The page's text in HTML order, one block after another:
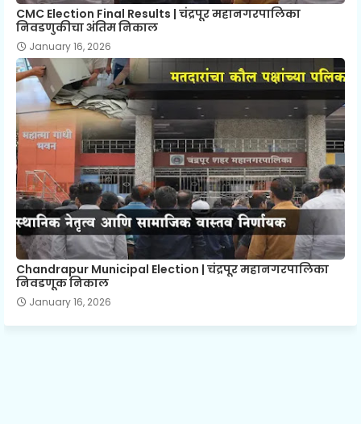
CMC Election Final Results | चंद्रपूर महानगरपालिका
निवडणुकीचा अंतिम निकाल
January 16, 2026
Chandrapur Municipal Election | चंद्रपूर महानगरपालिका
निवडणूक निकाल
January 16, 2026